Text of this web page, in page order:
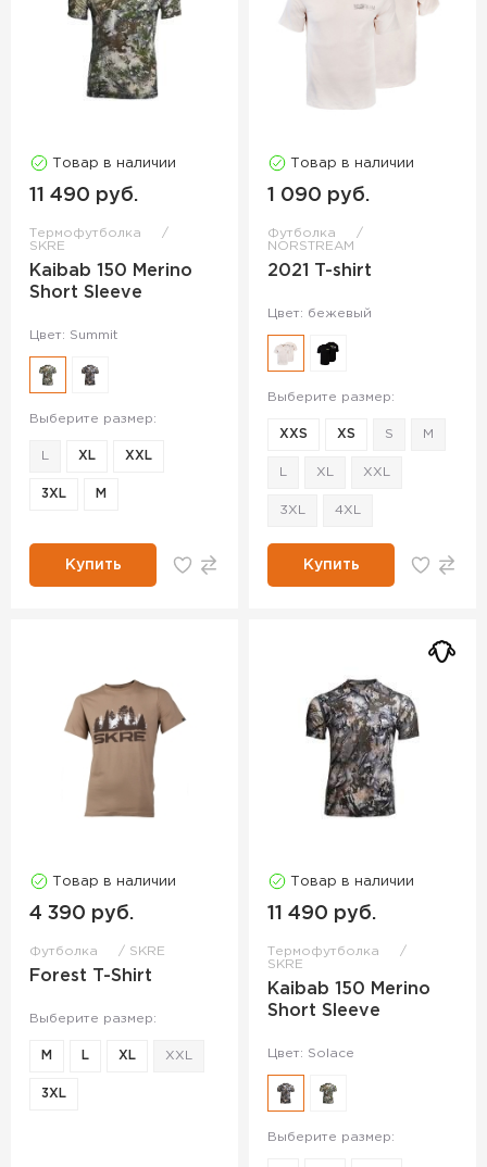
Товар в наличии
11 490 руб.
Термофутболка
SKRE
Kaibab 150 Merino
Short Sleeve
Цвет: Summit
Выберите размер:
XL XXL
3XL М
Купить
Товар в наличии
1 090 руб.
Футболка
NORSTREAM
2021 T-shirt
Цвет: бежевый
Выберите размер:
XXS XS S M
XL XXL
3XL 4XL
Купить
Товар в наличии
4 390 руб.
Футболка SKRE
Forest T-Shirt
Выберите размер:
M L XL XXL
3XL
Товар в наличии
11 490 руб.
Термофутболка
SKRE
Kaibab 150 Merino
Short Sleeve
Цвет: Solace
Выберите размер: